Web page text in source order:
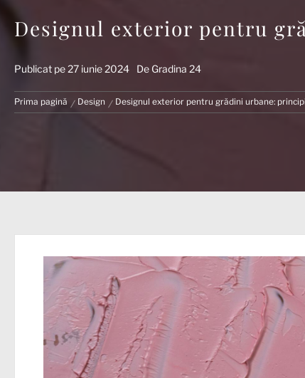
Designul exterior pentru
Publicat pe27 iunie 2024 De Gradina 24
Prima pagină Design Designul exterior pentru grădini urbane: